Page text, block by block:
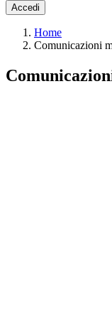
Accedi
Home
Comunicazioni